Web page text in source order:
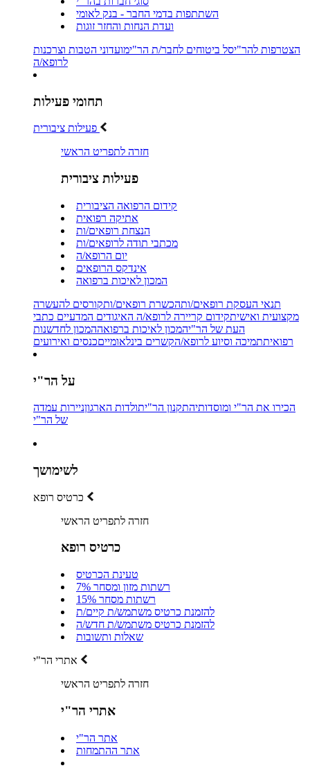
השתתפות בדמי החבר - בנק לאומי
ועדת הנחות והחזר זוגות
הצטרפות להר"יסל ביטוחים לחבר/ת הר"ימועדוני הטבות וצרכנות
לרופא/ה
תחומי פעילות
פעילות ציבורית
חזרה לתפריט הראשי
פעילות ציבורית
קידום הרפואה הציבורית
אתיקה רפואית
הנצחת רופאים/ות
מכתבי תודה לרופאים/ות
יום הרופא/ה
אינדקס הרופאים
המכון לאיכות ברפואה
תנאי העסקת רופאים/ותהכשרת רופאים/ותקורסים להעשרה
מקצועית ואישיתקידום קריירה לרופא/ה האיגודים המדעיים כתבי
העת של הר"יהמכון לאיכות ברפואההמכון לחדשנות
רפואיתתמיכה וסיוע לרופא/הקשרים בינלאומייםכנסים ואירועים
על הר"י
הכירו את הר"י ומוסדותיהתקנון הר"יתולדות הארגוןניירות עמדה
של הר"י
לשימושך
כרטיס רופא
חזרה לתפריט הראשי
כרטיס רופא
טעינת הכרטיס
רשתות מזון ומסחר 7%
רשתות מסחר 15%
להזמנת כרטיס משתמש/ת קיים/ת
להזמנת כרטיס משתמש/ת חדש/ה
שאלות ותשובות
אתרי הר"י
חזרה לתפריט הראשי
אתרי הר"י
אתר הר"י
אתר ההתמחות